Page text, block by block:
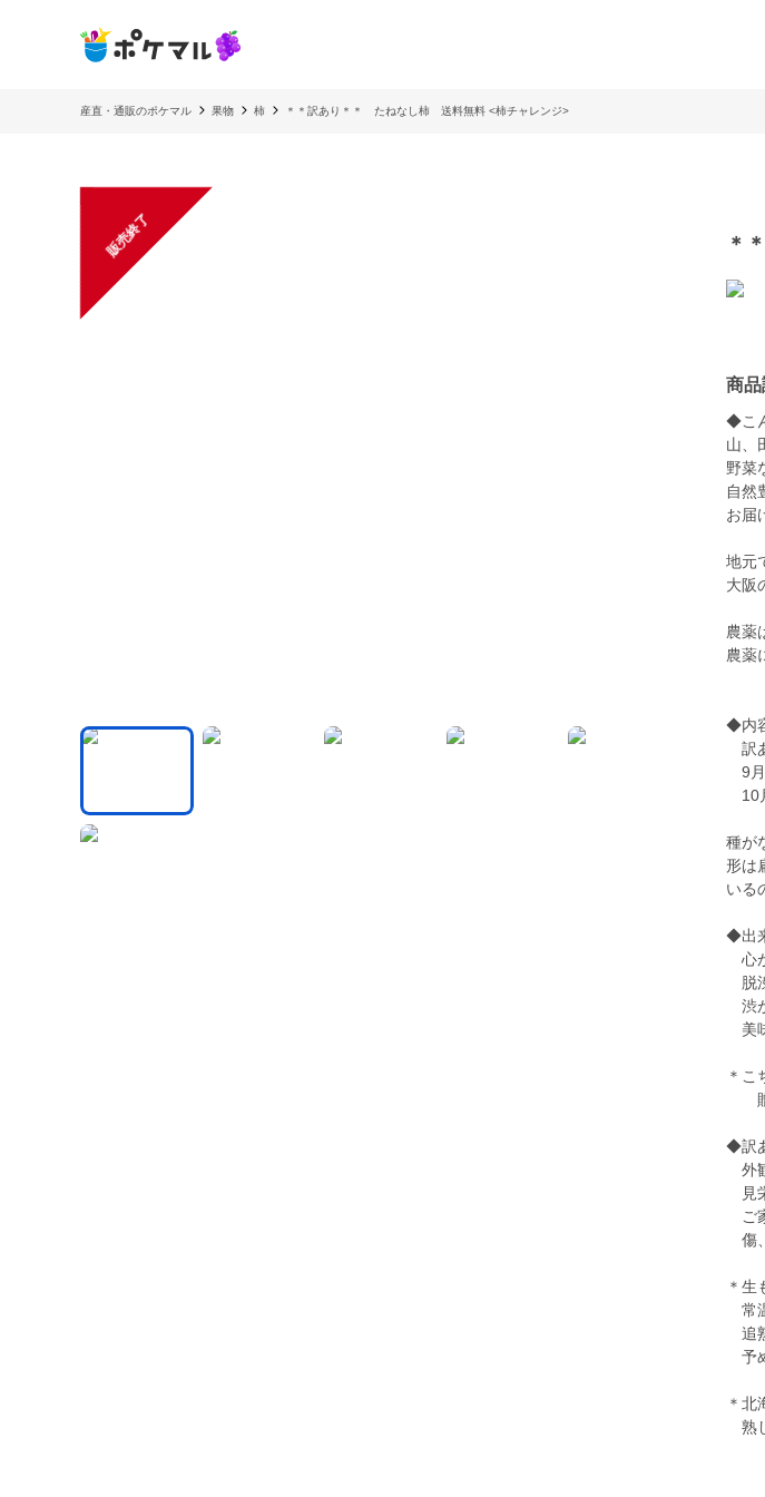
産直・通販のポケマル 果物 柿 ＊＊訳あり＊＊ たねなし柿 送料無料 <柿チャレンジ>
販売終了 ＊
商品
◆こ
山、
野菜
自然
お届
地元
大阪
農薬
農薬
◆内
訳
9月
10
種が
形は
いる
◆出
心
脱
渋
美
＊こ
贈
◆訳
外
見
ご
傷
＊生
常
追
予
＊北
熟